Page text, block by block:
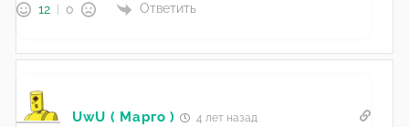
12 0 Ответить
UwU ( Марго ) 4 лет назад